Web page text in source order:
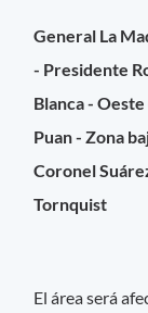
General La
- Presidente
Blanca -
Puan - Zona
Coronel
Tornquist
El área será